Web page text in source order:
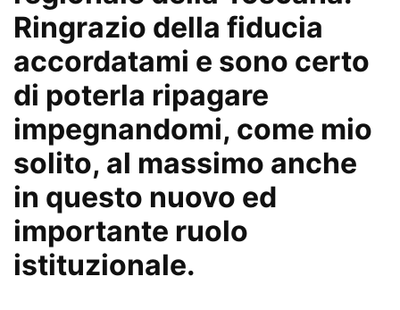
Ringrazio della fiducia
accordatami e sono certo
di poterla ripagare
impegnandomi, come mio
solito, al massimo anche
in questo nuovo ed
importante ruolo
istituzionale.